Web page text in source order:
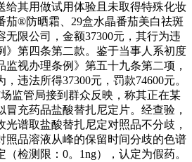
给其用做试用体验且未取得特殊化妆
茄®防晒霜、29盒水晶番茄美白祛斑
无限公司，金额37300元，其行为违
》第四条第二款。鉴于当事人系初度
视办理条例》第五十九条第二项，
违法所得37300元，罚款74600元。
监管局接到群众反映，称其正在某
充药品盐酸替扎尼定片。经查验，
谱取盐酸替扎尼定对照品不分歧，
照品溶液从峰的保留时间分歧的色谱
检测限：0。1ng），认定为假药。